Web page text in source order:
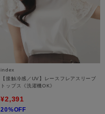
index
【接触冷感／UV】レースフレアスリーブ
トップス《洗濯機OK》
¥2,391
20%OFF